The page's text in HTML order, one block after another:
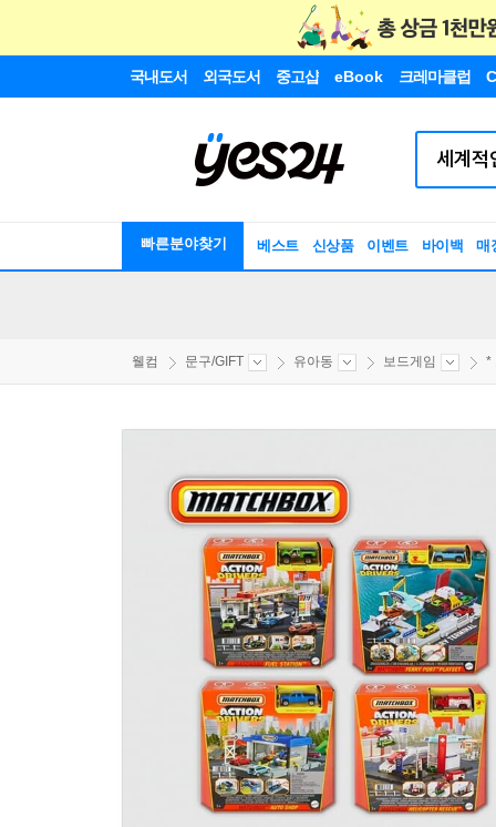
국내도서 외국도서 중고샵 eBook 크레마클럽
빠른분야찾기 베스트 신상품 이벤트 바이백 매
웰컴 문구/GIFT 유아동 보드게임 *